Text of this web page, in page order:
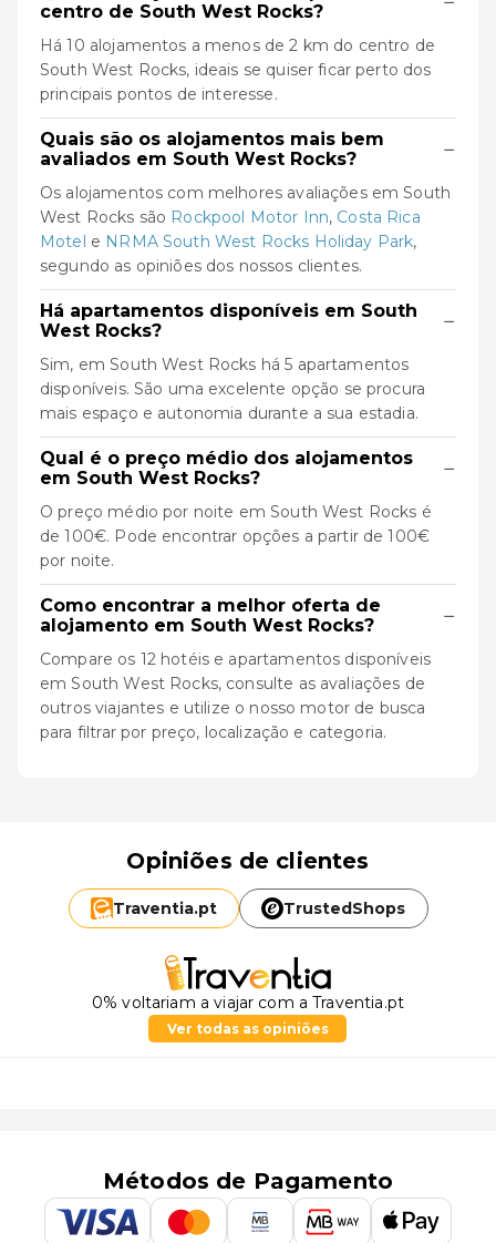
centro de South West Rocks?
Há 10 alojamentos a menos de 2 km do centro de
South West Rocks, ideais se quiser ficar perto dos
principais pontos de interesse.
Quais são os alojamentos mais bem
avaliados em South West Rocks?
−
Os alojamentos com melhores avaliações em South
West Rocks são Rockpool Motor Inn, Costa Rica
Motel e NRMA South West Rocks Holiday Park,
segundo as opiniões dos nossos clientes.
Há apartamentos disponíveis em South
West Rocks?
−
Sim, em South West Rocks há 5 apartamentos
disponíveis. São uma excelente opção se procura
mais espaço e autonomia durante a sua estadia.
Qual é o preço médio dos alojamentos
em South West Rocks?
−
O preço médio por noite em South West Rocks é
de 100€. Pode encontrar opções a partir de 100€
por noite.
Como encontrar a melhor oferta de
alojamento em South West Rocks?
−
Compare os 12 hotéis e apartamentos disponíveis
em South West Rocks, consulte as avaliações de
outros viajantes e utilize o nosso motor de busca
para filtrar por preço, localização e categoria.
Opiniões de clientes
Traventia.pt TrustedShops
0% voltariam a viajar com a Traventia.pt
Ver todas as opiniões
Métodos de Pagamento